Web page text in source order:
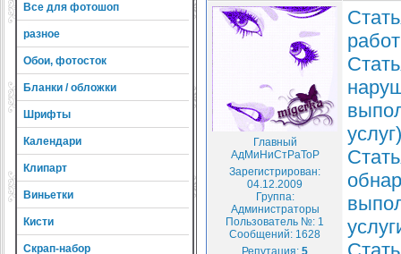
Все для фотошоп
разное
Обои, фотосток
Бланки / обложки
Шрифты
Календари
Клипарт
Виньетки
Кисти
Скрап-набор
Главный
АдМиНиСтРаТоР
Зарегистрирован:
04.12.2009
Группа:
Администраторы
Пользователь №: 1
Сообщений: 1628
Репутация: 5
услуг)